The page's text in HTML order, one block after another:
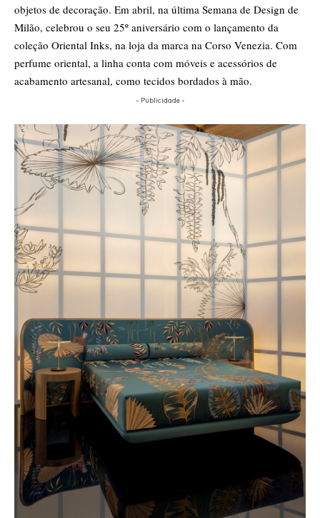
objetos de decoração. Em abril, na última Semana de Design de
Milão, celebrou o seu 25º aniversário com o lançamento da
coleção Oriental Inks, na loja da marca na Corso Venezia. Com
perfume oriental, a linha conta com móveis e acessórios de
acabamento artesanal, como tecidos bordados à mão.
- Publicidade -